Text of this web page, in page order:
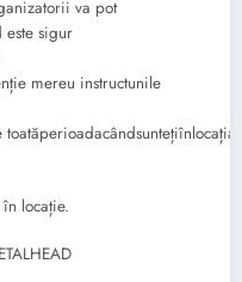
va pot
este sigur
mereu instructunile
locație.